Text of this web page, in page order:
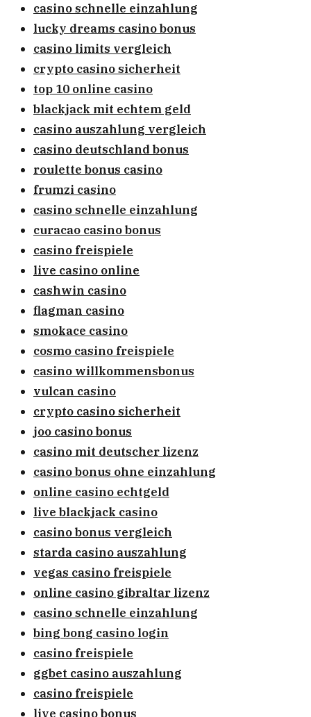
casino schnelle einzahlung
lucky dreams casino bonus
casino limits vergleich
crypto casino sicherheit
top 10 online casino
blackjack mit echtem geld
casino auszahlung vergleich
casino deutschland bonus
roulette bonus casino
frumzi casino
casino schnelle einzahlung
curacao casino bonus
casino freispiele
live casino online
cashwin casino
flagman casino
smokace casino
cosmo casino freispiele
casino willkommensbonus
vulcan casino
crypto casino sicherheit
joo casino bonus
casino mit deutscher lizenz
casino bonus ohne einzahlung
online casino echtgeld
live blackjack casino
casino bonus vergleich
starda casino auszahlung
vegas casino freispiele
online casino gibraltar lizenz
casino schnelle einzahlung
bing bong casino login
casino freispiele
ggbet casino auszahlung
casino freispiele
live casino bonus